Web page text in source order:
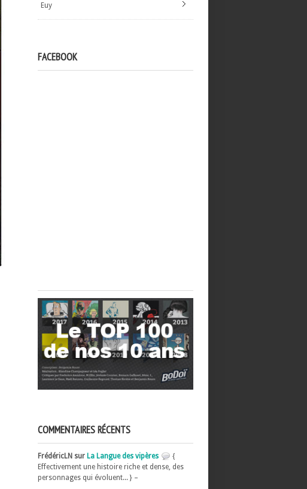
Euy
FACEBOOK
COMMENTAIRES RÉCENTS
FrédéricLN sur La Langue des vipères
{
Effectivement une histoire riche et dense, des
personnages qui évoluent... } –